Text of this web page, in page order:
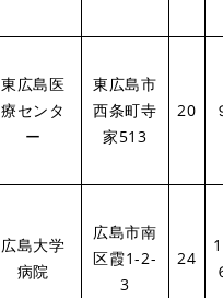
東広島医
療センタ
ー
東広島市
西条町寺
家513
20
広島大学
病院
広島市南
区霞1-2-
3
24